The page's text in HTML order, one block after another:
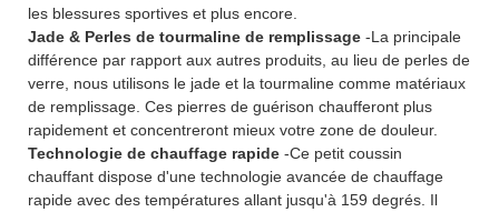
les blessures sportives et plus encore.
Jade & Perles de tourmaline de remplissage -La principale
différence par rapport aux autres produits, au lieu de perles de
verre, nous utilisons le jade et la tourmaline comme matériaux
de remplissage. Ces pierres de guérison chaufferont plus
rapidement et concentreront mieux votre zone de douleur.
Technologie de chauffage rapide -Ce petit coussin
chauffant dispose d'une technologie avancée de chauffage
rapide avec des températures allant jusqu'à 159 degrés. Il